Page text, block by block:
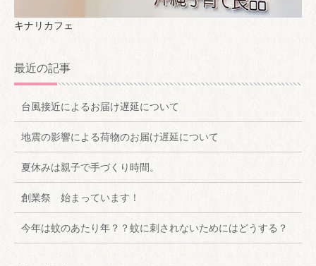
キナリカフェ
最近の記事
台風接近によるお届け遅延について
地震の影響による荷物のお届け遅延について
夏休みは親子で手づくり時間。
創業祭 始まっています！
今年は蚊のあたり年？？蚊に刺されないためにはどうする？